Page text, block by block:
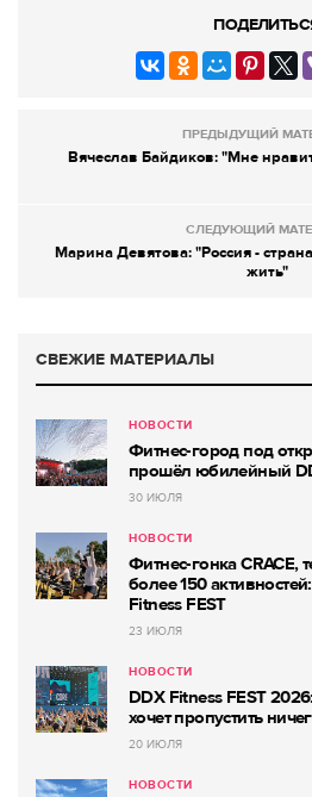
ПРЕДЫДУЩИЙ
Вячеслав Байдиков: "Мне
СЛЕДУЮЩИЙ
Марина Девятова: "Россия -
жить"
СВЕЖИЕ МАТЕРИАЛЫ
НОВОСТИ
Фитнес-город под
прошёл юбилейный
30 ИЮЛЯ
НОВОСТИ
Фитнес-гонка CRACE,
более 150
Fitness FEST
23 ИЮЛЯ
НОВОСТИ
DDX Fitness FEST
хочет пропустить
20 ИЮЛЯ
НОВОСТИ